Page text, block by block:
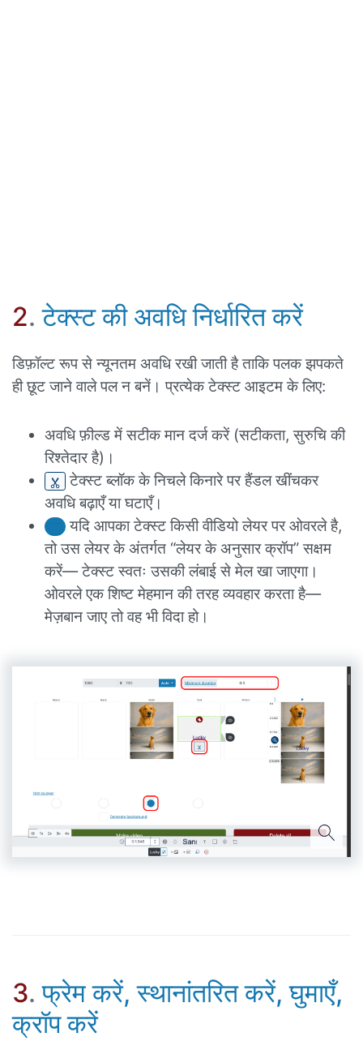
2. टेक्स्ट की अवधि निर्धारित करें
डिफ़ॉल्ट रूप से न्यूनतम अवधि रखी जाती है ताकि पलक झपकते
ही छूट जाने वाले पल न बनें। प्रत्येक टेक्स्ट आइटम के लिए:
अवधि फ़ील्ड में सटीक मान दर्ज करें (सटीकता, सुरुचि की
रिश्तेदार है)।
टेक्स्ट ब्लॉक के निचले किनारे पर हैंडल खींचकर
अवधि बढ़ाएँ या घटाएँ।
यदि आपका टेक्स्ट किसी वीडियो लेयर पर ओवरले है,
तो उस लेयर के अंतर्गत “लेयर के अनुसार क्रॉप” सक्षम
करें— टेक्स्ट स्वतः उसकी लंबाई से मेल खा जाएगा।
ओवरले एक शिष्ट मेहमान की तरह व्यवहार करता है—
मेज़बान जाए तो वह भी विदा हो।
3. फ्रेम करें, स्थानांतरित करें, घुमाएँ,
क्रॉप करें